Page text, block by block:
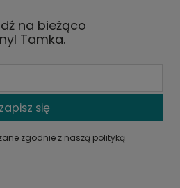
na bieżąco
Tamka.
zapisz się
zgodnie z naszą polityką